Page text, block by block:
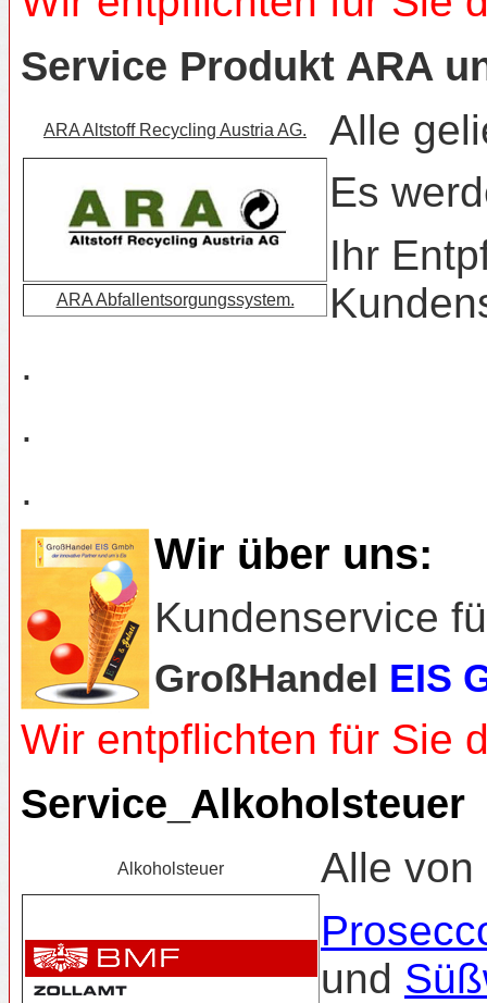
Service Produkt ARA
ARA Altstoff Recycling Austria AG.
ARA Abfallentsorgungssystem.
Alle
Es
Ihr
.
.
.
Wir über uns:
Kundenservice
GroßHandel EIS
Wir entpflichten für Sie
Service_Alkoholsteuer
Alkoholsteuer
Alle von
und